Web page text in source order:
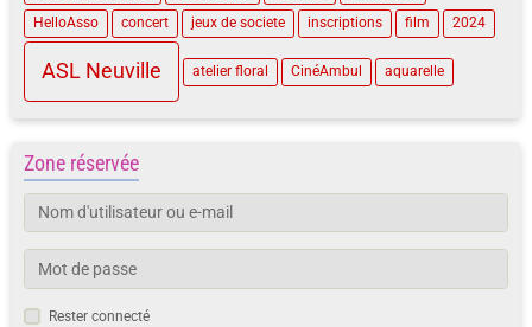
HelloAsso
concert jeux de societe inscriptions film 2024
ASL Neuville atelier floral CinéAmbul aquarelle
Zone réservée
Rester connecté